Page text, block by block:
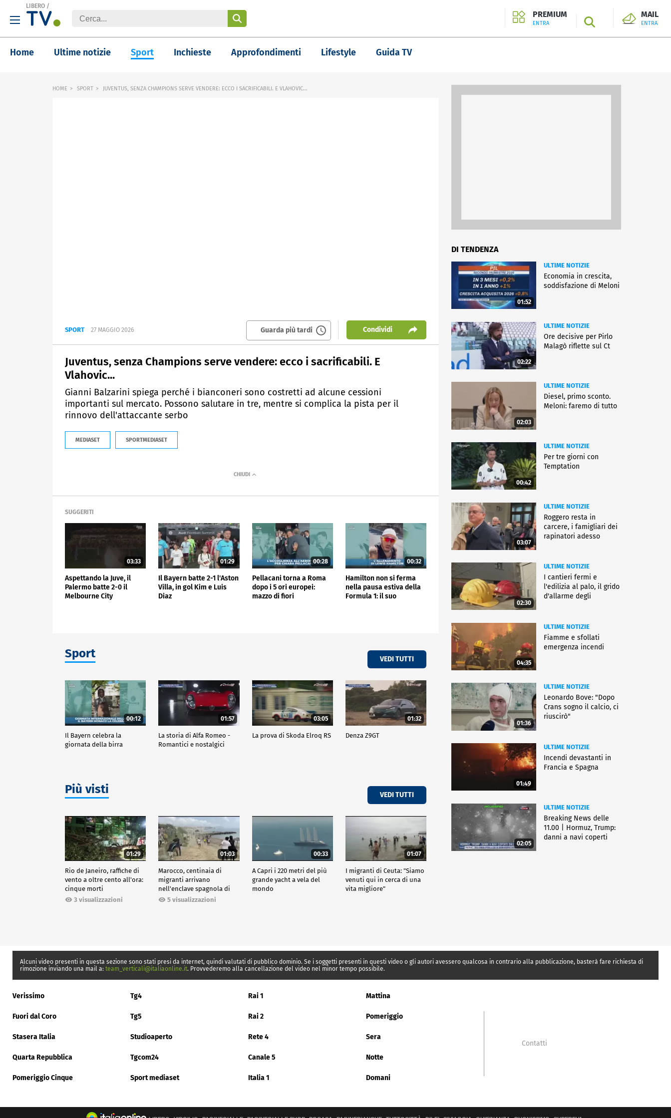
LIBERO /
PREMIUM
ENTRA SEARCH
MAIL
ENTRA
Home Ultime notizie Sport Inchieste Approfondimenti Lifestyle Guida TV
HOME SPORT JUVENTUS, SENZA CHAMPIONS SERVE VENDERE: ECCO I SACRIFICABILI. E VLAHOVIC...
SPORT 27 MAGGIO 2026 Guarda più tardi Condividi
Juventus, senza Champions serve vendere: ecco i sacrificabili. E
Vlahovic...
Gianni Balzarini spiega perché i bianconeri sono costretti ad alcune cessioni
importanti sul mercato. Possono salutare in tre, mentre si complica la pista per il
rinnovo dell'attaccante serbo
MEDIASET SPORTMEDIASET
SUGGERITI
03:33
Aspettando la Juve, il
Palermo batte 2-0 il
Melbourne City
01:29
Il Bayern batte 2-1 l'Aston
Villa, in gol Kim e Luis
Diaz
00:28
Pellacani torna a Roma
dopo i 5 ori europei:
mazzo di fiori
00:32
Hamilton non si ferma
nella pausa estiva della
Formula 1: il suo
Sport VEDI TUTTI
00:12
Il Bayern celebra la
giornata della birra
01:57
La storia di Alfa Romeo -
Romantici e nostalgici
03:05
La prova di Skoda Elroq RS
01:32
Denza Z9GT
Più visti VEDI TUTTI
01:29
Rio de Janeiro, raffiche di
vento a oltre cento all'ora:
cinque morti
3 visualizzazioni
01:03
Marocco, centinaia di
migranti arrivano
nell'enclave spagnola di
Ceuta5 visualizzazioni
00:33
A Capri i 220 metri del più
grande yacht a vela del
mondo
01:07
I migranti di Ceuta: "Siamo
venuti qui in cerca di una
vita migliore"
DI TENDENZA
01:52
ULTIME NOTIZIE
Economia in crescita,
soddisfazione di Meloni
02:22
ULTIME NOTIZIE
Ore decisive per Pirlo
Malagò riflette sul Ct
02:03
ULTIME NOTIZIE
Diesel, primo sconto.
Meloni: faremo di tutto
00:42
ULTIME NOTIZIE
Per tre giorni con
Temptation
03:07
ULTIME NOTIZIE
Roggero resta in
carcere, i famigliari dei
rapinatori adesso
02:30
ULTIME NOTIZIE
I cantieri fermi e
l'edilizia al palo, il grido
d'allarme degli
04:35
ULTIME NOTIZIE
Fiamme e sfollati
emergenza incendi
01:36
ULTIME NOTIZIE
Leonardo Bove: "Dopo
Crans sogno il calcio, ci
riuscirò"
01:49
ULTIME NOTIZIE
Incendi devastanti in
Francia e Spagna
02:05
ULTIME NOTIZIE
Breaking News delle
11.00 | Hormuz, Trump:
danni a navi coperti
Alcuni video presenti in questa sezione sono stati presi da internet, quindi valutati di pubblico dominio. Se i soggetti presenti in questi video o gli autori avessero qualcosa in contrario alla pubblicazione, basterà fare richiesta di
rimozione inviando una mail a: team_verticali@italiaonline.it. Provvederemo alla cancellazione del video nel minor tempo possibile.
Verissimo Tg4 Rai 1 Mattina
Fuori dal Coro Tg5 Rai 2 Pomeriggio
Stasera Italia Studioaperto Rete 4 Sera
Quarta Repubblica Tgcom24 Canale 5 Notte
Pomeriggio Cinque Sport mediaset Italia 1 Domani
Contatti